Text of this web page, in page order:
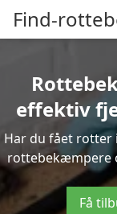
Find-
effektiv
Har du fået rotter
rottebekæmpere
Få